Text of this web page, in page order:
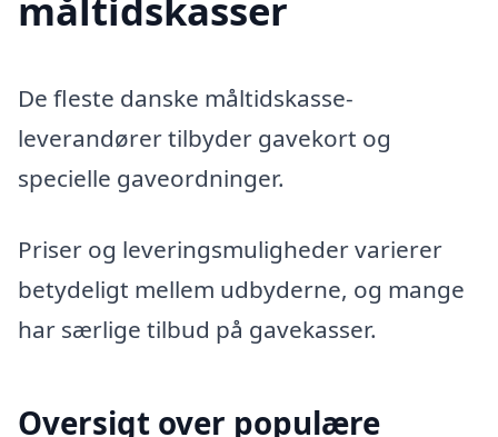
måltidskasser
De fleste danske måltidskasse-
leverandører tilbyder gavekort og
specielle gaveordninger.
Priser og leveringsmuligheder varierer
betydeligt mellem udbyderne, og mange
har særlige tilbud på gavekasser.
Oversigt over populære